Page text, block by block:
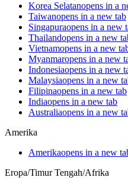
Korea Selatanopens in a
Taiwanopens in a new tab
Singapuraopens in a new
Thailandopens in a new
Vietnamopens in a new
Myanmaropens in a new
Indonesiaopens in a new
Malaysiaopens in a new
Filipinaopens in a new tab
Indiaopens in a new tab
Australiaopens in a new
Amerika
Amerikaopens in a new
Eropa/Timur Tengah/Afrika